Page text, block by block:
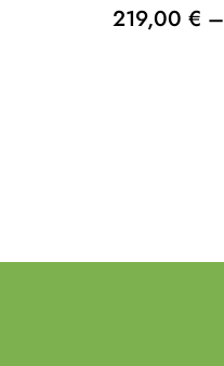
219,00 € –